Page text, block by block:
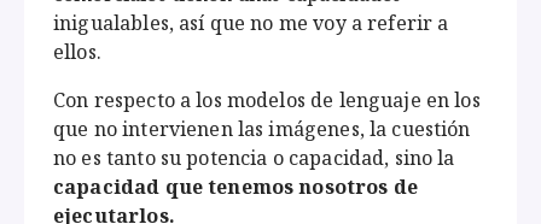
inigualables, así que no me voy a referir a
ellos.
Con respecto a los modelos de lenguaje en los
que no intervienen las imágenes, la cuestión
no es tanto su potencia o capacidad, sino la
capacidad que tenemos nosotros de
ejecutarlos.